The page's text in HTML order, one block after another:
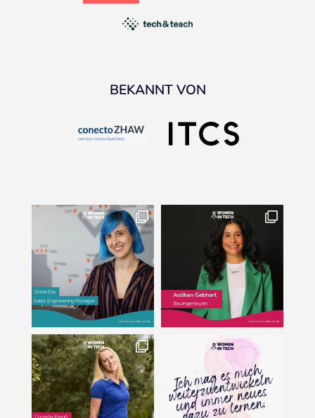
BEKANNT VON